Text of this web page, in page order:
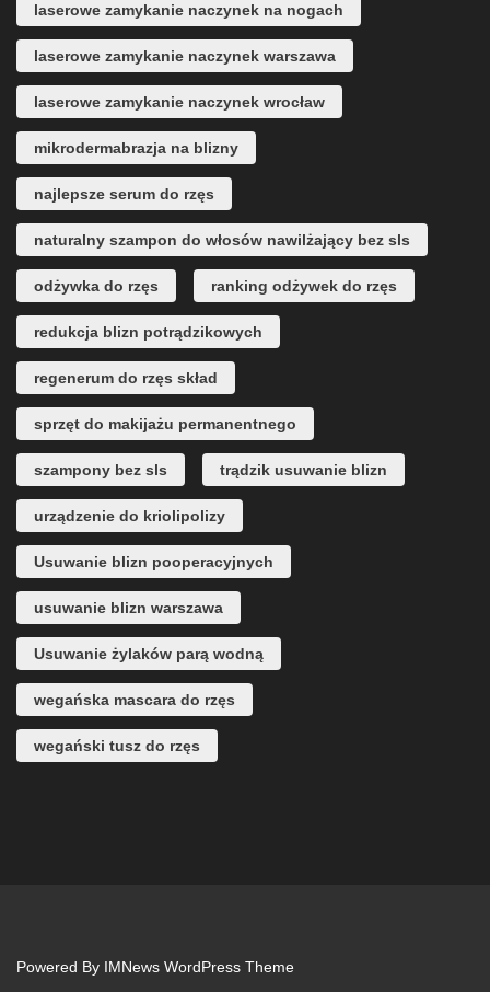
laserowe zamykanie naczynek na nogach
laserowe zamykanie naczynek warszawa
laserowe zamykanie naczynek wrocław
mikrodermabrazja na blizny
najlepsze serum do rzęs
naturalny szampon do włosów nawilżający bez sls
odżywka do rzęs ranking odżywek do rzęs
redukcja blizn potrądzikowych
regenerum do rzęs skład
sprzęt do makijażu permanentnego
szampony bez sls trądzik usuwanie blizn
urządzenie do kriolipolizy
Usuwanie blizn pooperacyjnych
usuwanie blizn warszawa
Usuwanie żylaków parą wodną
wegańska mascara do rzęs
wegański tusz do rzęs
Powered By IMNews WordPress Theme